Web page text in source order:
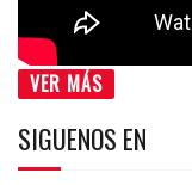
VER MÁS
SIGUENOS EN